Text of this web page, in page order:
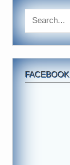
FACEBOOK